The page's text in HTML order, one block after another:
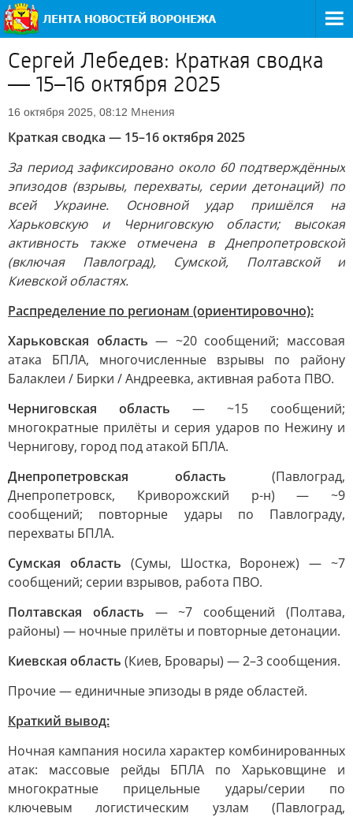
Сергей Лебедев: Краткая сводка
— 15–16 октября 2025
16 октября 2025, 08:12 Мнения
Краткая сводка — 15–16 октября 2025
За период зафиксировано около 60 подтверждённых
эпизодов (взрывы, перехваты, серии детонаций) по
всей Украине. Основной удар пришёлся на
Харьковскую и Черниговскую области; высокая
активность также отмечена в Днепропетровской
(включая Павлоград), Сумской, Полтавской и
Киевской областях.
Распределение по регионам (ориентировочно):
Харьковская область — ~20 сообщений; массовая
атака БПЛА, многочисленные взрывы по району
Балаклеи / Бирки / Андреевка, активная работа ПВО.
Черниговская область — ~15 сообщений;
многократные прилёты и серия ударов по Нежину и
Чернигову, город под атакой БПЛА.
Днепропетровская область (Павлоград,
Днепропетровск, Криворожский р-н) — ~9
сообщений; повторные удары по Павлограду,
перехваты БПЛА.
Сумская область (Сумы, Шостка, Воронеж) — ~7
сообщений; серии взрывов, работа ПВО.
Полтавская область — ~7 сообщений (Полтава,
районы) — ночные прилёты и повторные детонации.
Киевская область (Киев, Бровары) — 2–3 сообщения.
Прочие — единичные эпизоды в ряде областей.
Краткий вывод:
Ночная кампания носила характер комбинированных
атак: массовые рейды БПЛА по Харьковщине и
многократные прицельные удары/серии по
ключевым логистическим узлам (Павлоград,